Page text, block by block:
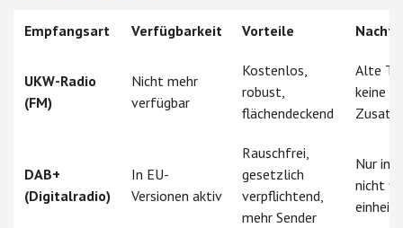
Empfangsart Verfügbarkeit Vorteile
UKW-Radio
(FM)
Nicht mehr
verfügbar
Kostenlos,
robust,
flächendeckend
Alte
keine
DAB+
(Digitalradio)
In EU-
Versionen aktiv
Rauschfrei,
gesetzlich
verpflichtend,
mehr Sender
Nur in
nicht